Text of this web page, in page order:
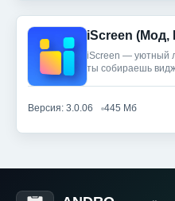
iScreen (Мод,
iScreen — уютный
ты собираешь
Версия: 3.0.06 445 Мб